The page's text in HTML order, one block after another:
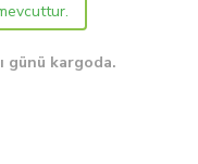
günü kargoda.